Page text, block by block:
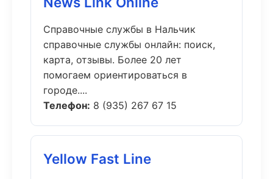
Справочные службы в Нальчик
справочные службы онлайн: поиск,
карта, отзывы. Более 20 лет
помогаем ориентироваться в
городе....
Телефон: 8 (935) 267 67 15
Yellow Fast Line